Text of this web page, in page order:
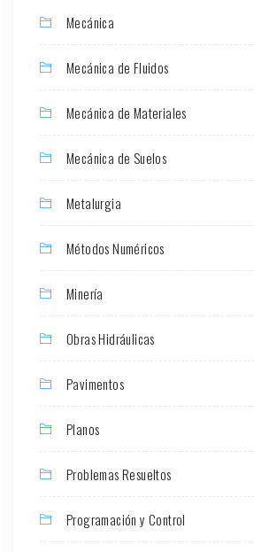
Mecánica
Mecánica de Fluidos
Mecánica de Materiales
Mecánica de Suelos
Metalurgia
Métodos Numéricos
Minería
Obras Hidráulicas
Pavimentos
Planos
Problemas Resueltos
Programación y Control